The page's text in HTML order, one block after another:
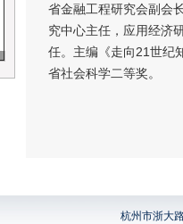
省金融工程研究会副会
究中心主任，应用经济
任。主编《走向21世纪
省社会科学二等奖。
杭州市浙大